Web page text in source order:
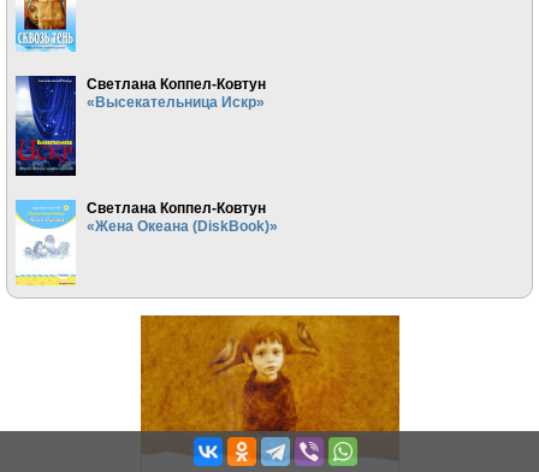
Светлана Коппел-Ковтун
«Высекательница Искр»
Светлана Коппел-Ковтун
«Жена Океана (DiskBook)»